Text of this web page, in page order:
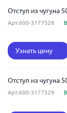
Отступ из чугуна
Арт.600-3177528
Узнать цену
Отступ из чугуна
Арт.600-3177529